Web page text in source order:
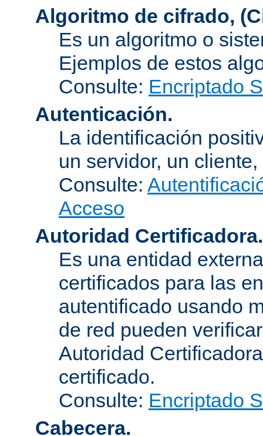
Algoritmo de cifrado,
Es un algoritmo o
Ejemplos de estos
Consulte: Encriptado
Autenticación.
La identificación
un servidor, un
Consulte:
Acceso
Autoridad Certificadora.
Es una entidad
certificados para las
autentificado usando
de red pueden
Autoridad
certificado.
Consulte: Encriptado
Cabecera.